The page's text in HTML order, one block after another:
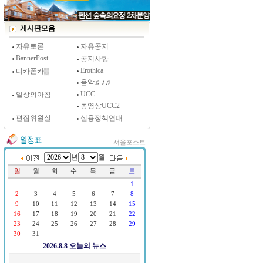
[시사저널 인터뷰] 윤방부 연세대 의대 명예교수,
"골초에게 전자담배를 허하라"
게시판모음
자유토론
자유공지
BannerPost
공지사항
디카폰카▒
Erothica
음악♬♪♬
일상의아침
UCC
동영상UCC2
편집위원실
실용정책연대
서울포스트